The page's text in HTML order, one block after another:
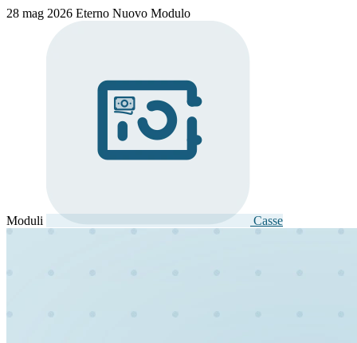
28 mag 2026 Eterno Nuovo Modulo
Moduli Casse